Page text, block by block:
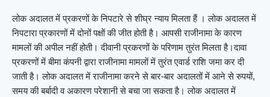
लोक अदालत में प्रकरणों के निपटारे से शीघ्र न्याय मिलता हैं । लोक अदालत में
निपटारा प्रकारणों में दोनों पक्षों की जीत होती है। आपसी राजीनामा के कारण
मामलों की अपील नहीं होती। दीवानी प्रकरणों के परिणाम तुरंत मिलता है।दावा
प्रकरणों में बीमा कंपनी द्वारा राजीनामा मामलों में तुरंत एवार्ड राशि जमा कर दी
जाती है। लोक अदालत में राजीनामा करने से बार-बार अदालतों में आने से रुपयों,
समय की बर्बादी व अकारण परेशानी से बचा जा सकता है। लोक अदालत में